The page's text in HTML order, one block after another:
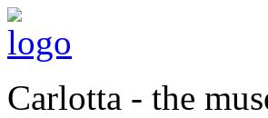
Carlotta - the